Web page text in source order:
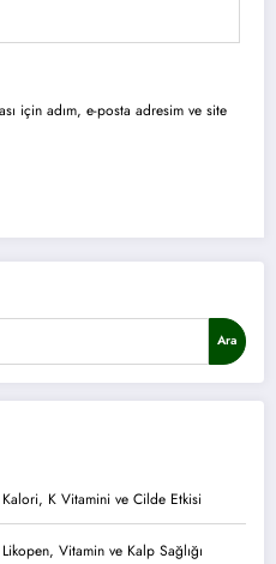
için adım, e-posta adresim ve site
Ara
Kalori, K Vitamini ve Cilde Etkisi
Vitamin ve Kalp Sağlığı